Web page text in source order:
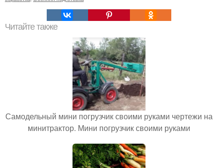
Читайте также
Самодельный мини погрузчик своими руками чертежи на
минитрактор. Мини погрузчик своими руками